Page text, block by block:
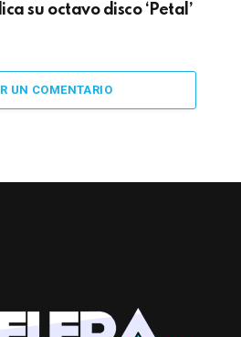
su octavo disco ‘Petal’
UN COMENTARIO